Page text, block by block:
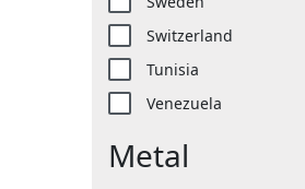
Switzerland
Tunisia
Venezuela
Metal